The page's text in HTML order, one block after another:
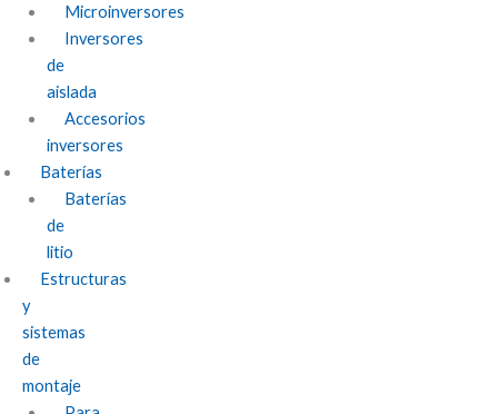
Microinversores
Inversores
de
aislada
Accesorios
inversores
Baterías
Baterías
de
litio
Estructuras
y
sistemas
de
montaje